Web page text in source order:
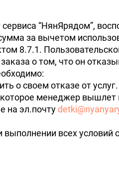
сервиса НянЯрядом ,
за вычетом
8.7.1.
о том, что он
о своем отказе от услуг.
которое менеджер
на эл.почту
всех условий